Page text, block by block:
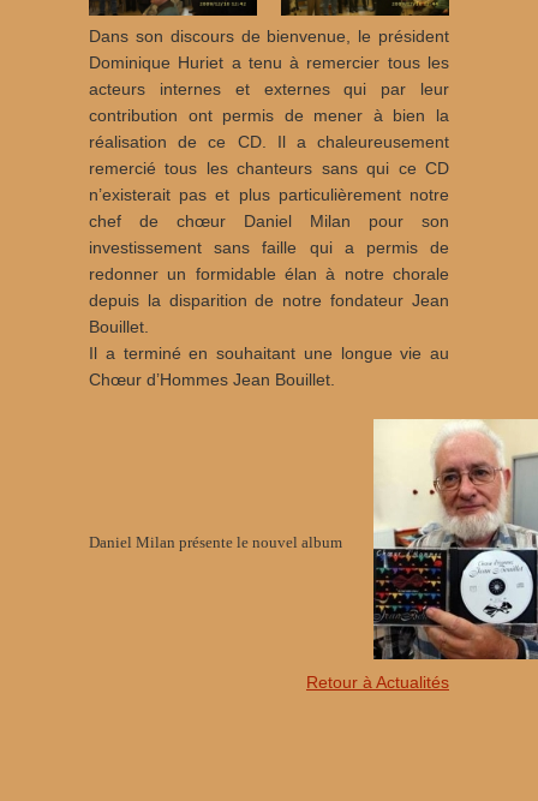
Dans son discours de bienvenue, le président
Dominique Huriet a tenu à remercier tous les
acteurs internes et externes qui par leur
contribution ont permis de mener à bien la
réalisation de ce CD. Il a chaleureusement
remercié tous les chanteurs sans qui ce CD
n’existerait pas et plus particulièrement notre
chef de chœur Daniel Milan pour son
investissement sans faille qui a permis de
redonner un formidable élan à notre chorale
depuis la disparition de notre fondateur Jean
Bouillet.
Il a terminé en souhaitant une longue vie au
Chœur d’Hommes Jean Bouillet.
Daniel Milan présente le nouvel album
Retour à Actualités